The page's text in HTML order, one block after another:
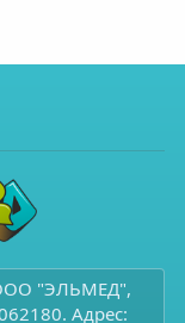
"ЭЛЬМЕД",
Адрес: